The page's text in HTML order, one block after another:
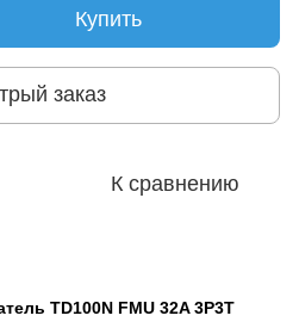
Купить
заказ
К сравнению
TD100N FMU 32A 3P3T